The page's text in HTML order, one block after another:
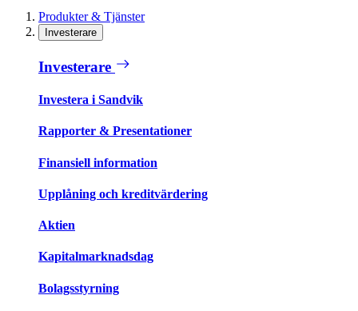
Produkter & Tjänster
Investerare
Investerare
Investera i Sandvik
Rapporter & Presentationer
Finansiell information
Upplåning och kreditvärdering
Aktien
Kapitalmarknadsdag
Bolagsstyrning